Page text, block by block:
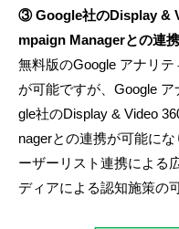
③ Google社のDisplay &
mpaign Managerとの連携
無料版のGoogle アナリ
が可能ですが、Google
gle社のDisplay & Video
nagerとの連携が可能に
ーザーリスト連携による
ディアによる認知施策の